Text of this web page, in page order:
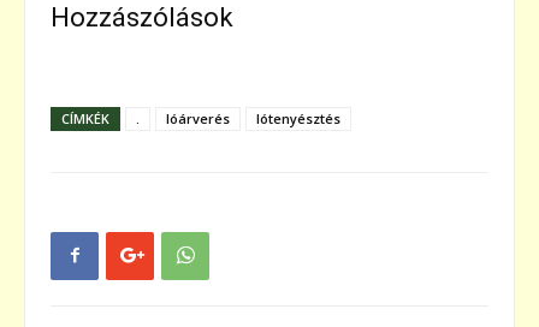
Hozzászólások
CÍMKÉK lóárverés lótenyésztés